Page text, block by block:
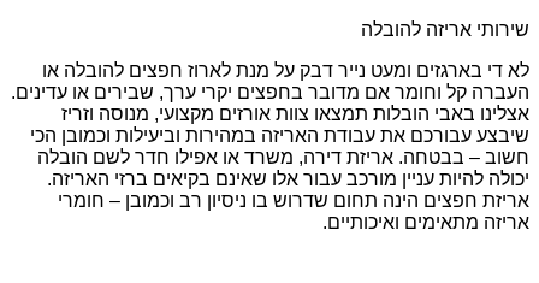
שירותי אריזה להובלה
לא די בארגזים ומעט נייר דבק על מנת לארוז חפצים להובלה או
העברה קל וחומר אם מדובר בחפצים יקרי ערך, שבירים או עדינים.
אצלינו באבי הובלות תמצאו צוות אורזים מקצועי, מנוסה וזריז
שיבצע עבורכם את עבודת האריזה במהירות וביעילות וכמובן הכי
חשוב – בבטחה. אריזת דירה, משרד או אפילו חדר לשם הובלה
יכולה להיות עניין מורכב עבור אלו שאינם בקיאים ברזי האריזה.
אריזת חפצים הינה תחום שדרוש בו ניסיון רב וכמובן – חומרי
אריזה מתאימים ואיכותיים.